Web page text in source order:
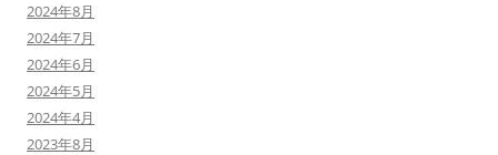
2024年8月
2024年7月
2024年6月
2024年5月
2024年4月
2023年8月